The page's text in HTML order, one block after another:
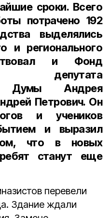
сроки. Всего
потрачено 192
выделялись
и регионального
и Фонд
депутата
Думы Андрея
Петрович. Он
и учеников
и выразил
что в новых
станут еще
перевели
Здание ждали